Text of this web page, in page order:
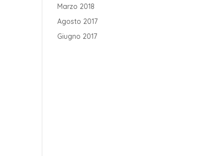
Marzo 2018
Agosto 2017
Giugno 2017